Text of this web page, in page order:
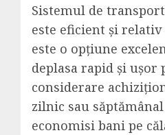
Sistemul de
este eficient și
este o opțiune
deplasa rapid și
considerare
zilnic sau
economisi bani pe